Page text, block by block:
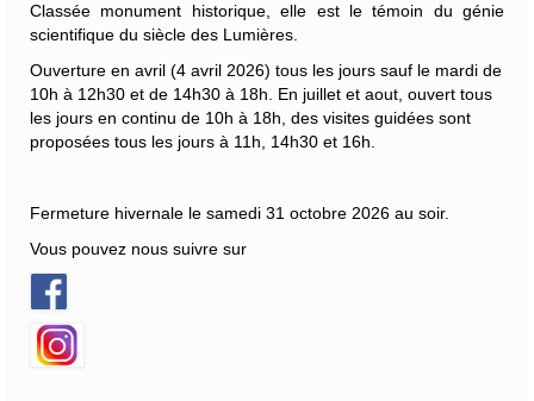
Classée monument historique, elle est le témoin du génie
scientifique du siècle des Lumières.
Ouverture en avril (4 avril 2026) tous les jours sauf le mardi de
10h à 12h30 et de 14h30 à 18h. En juillet et aout, ouvert tous
les jours en continu de 10h à 18h, des visites guidées sont
proposées tous les jours à 11h, 14h30 et 16h.
Fermeture hivernale le samedi 31 octobre 2026 au soir.
Vous pouvez nous suivre sur